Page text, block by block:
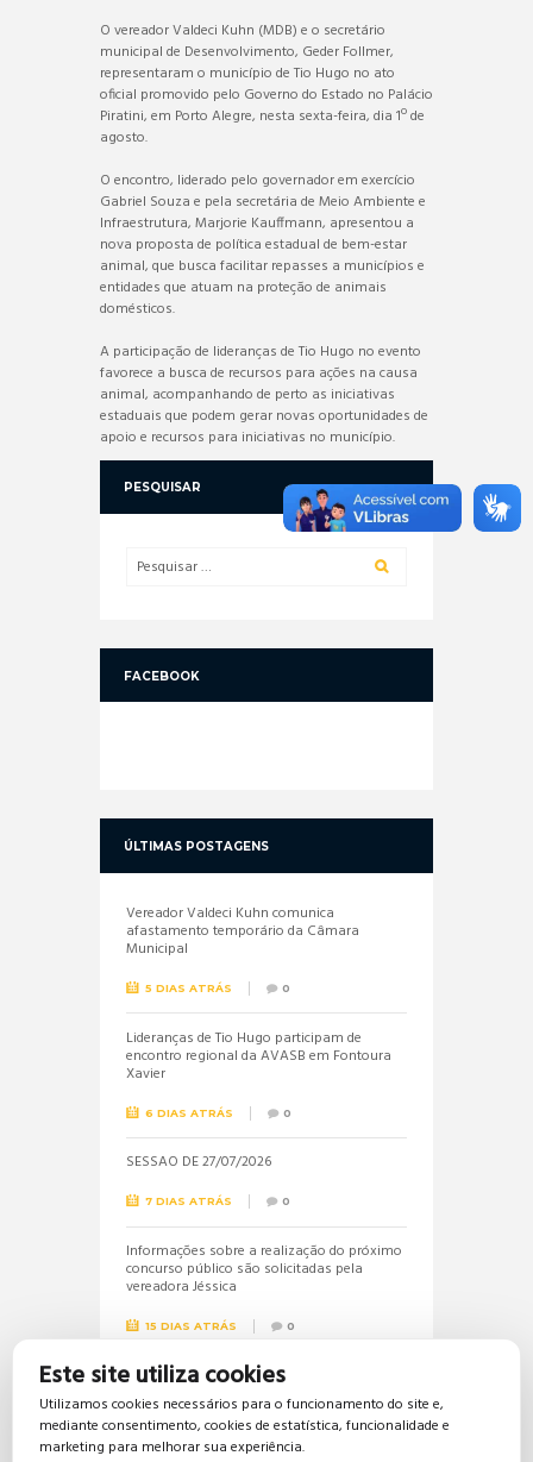
O vereador Valdeci Kuhn (MDB) e o secretário
municipal de Desenvolvimento, Geder Follmer,
representaram o município de Tio Hugo no ato
oficial promovido pelo Governo do Estado no Palácio
Piratini, em Porto Alegre, nesta sexta-feira, dia 1º de
agosto.
O encontro, liderado pelo governador em exercício
Gabriel Souza e pela secretária de Meio Ambiente e
Infraestrutura, Marjorie Kauffmann, apresentou a
nova proposta de política estadual de bem-estar
animal, que busca facilitar repasses a municípios e
entidades que atuam na proteção de animais
domésticos.
A participação de lideranças de Tio Hugo no evento
favorece a busca de recursos para ações na causa
animal, acompanhando de perto as iniciativas
estaduais que podem gerar novas oportunidades de
apoio e recursos para iniciativas no município.
PESQUISAR
FACEBOOK
ÚLTIMAS POSTAGENS
Vereador Valdeci Kuhn comunica
afastamento temporário da Câmara
Municipal
5 DIAS ATRÁS 0
Lideranças de Tio Hugo participam de
encontro regional da AVASB em Fontoura
Xavier
6 DIAS ATRÁS 0
SESSÃO DE 27/07/2026
7 DIAS ATRÁS 0
Informações sobre a realização do próximo
concurso público são solicitadas pela
vereadora Jéssica
15 DIAS ATRÁS 0
Vereadora Jéssica solicita lista dos
beneficiários do Bolsa Família
15 DIAS ATRÁS 0
Este site utiliza cookies
Utilizamos cookies necessários para o funcionamento do site e,
mediante consentimento, cookies de estatística, funcionalidade e
marketing para melhorar sua experiência.